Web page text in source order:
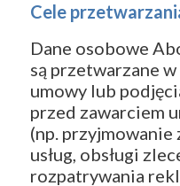
Cele
Dane osobowe
są przetwarzane
umowy lub
przed zawarciem
(np. przyjmowanie
usług, obsługi
rozpatrywania